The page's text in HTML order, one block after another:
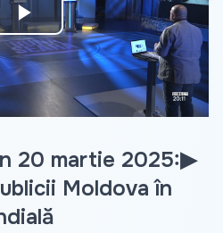
Play
Video
20 martie 2025:▶
Moldova în